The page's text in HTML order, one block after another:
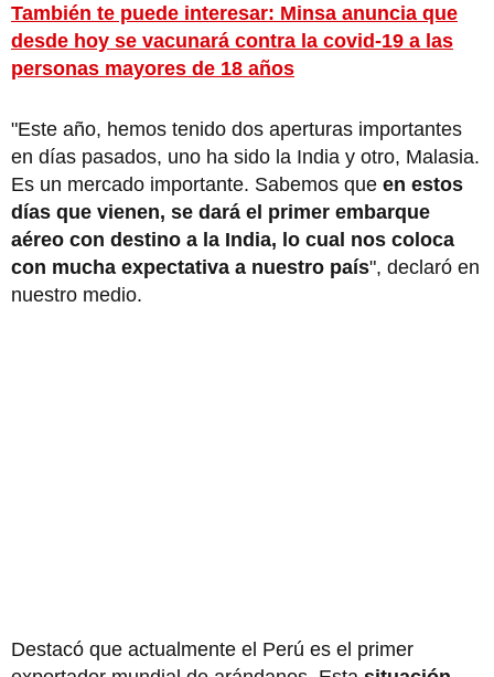
También te puede interesar: Minsa anuncia que
desde hoy se vacunará contra la covid-19 a las
personas mayores de 18 años
"Este año, hemos tenido dos aperturas importantes
en días pasados, uno ha sido la India y otro, Malasia.
Es un mercado importante. Sabemos que en estos
días que vienen, se dará el primer embarque
aéreo con destino a la India, lo cual nos coloca
con mucha expectativa a nuestro país", declaró en
nuestro medio.
Destacó que actualmente el Perú es el primer